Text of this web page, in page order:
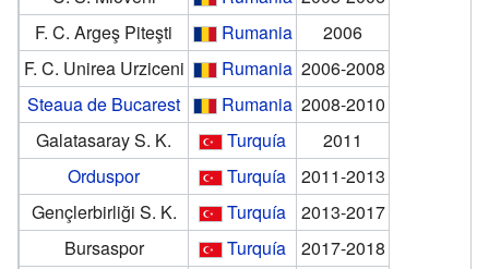
F. C. Argeş Piteşti
Rumania
2006
F. C. Unirea Urziceni
Rumania 2006-2008
Steaua de Bucarest
Rumania 2008-2010
Galatasaray S. K.
Turquía
2011
Orduspor
Turquía
2011-2013
Gençlerbirliği S. K.
Turquía
2013-2017
Bursaspor
Turquía
2017-2018